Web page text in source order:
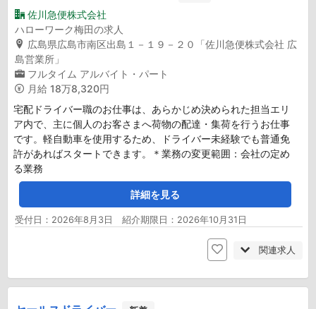
佐川急便株式会社
ハローワーク梅田の求人
広島県広島市南区出島１－１９－２０「佐川急便株式会社 広
島営業所」
フルタイム アルバイト・パート
月給 18万8,320円
宅配ドライバー職のお仕事は、あらかじめ決められた担当エリ
ア内で、主に個人のお客さまへ荷物の配達・集荷を行うお仕事
です。軽自動車を使用するため、ドライバー未経験でも普通免
許があればスタートできます。＊業務の変更範囲：会社の定め
る業務
詳細を見る
受付日：2026年8月3日 紹介期限日：2026年10月31日
関連求人